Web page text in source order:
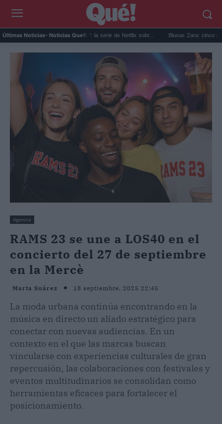
Últimas Noticias- Noticias Que!:
'Bomba en el Pan Am 103': la serie de Netflix sobr... Blusas Zara: cinco diseños
Agencia
RAMS 23 se une a LOS40 en el
concierto del 27 de septiembre
en la Mercè
Marta Suárez 18 septiembre, 2025 22:45
La moda urbana continúa encontrando en la
música en directo un aliado estratégico para
conectar con nuevas audiencias. En un
contexto en el que las marcas buscan
vincularse con experiencias culturales de gran
repercusión, las colaboraciones con festivales y
eventos multitudinarios se consolidan como
herramientas eficaces para fortalecer el
posicionamiento.